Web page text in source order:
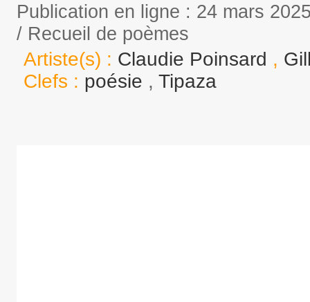
Publication en ligne : 24 mars
/ Recueil de poèmes
Artiste(s) : Claudie Poinsard ,
Clefs : poésie , Tipaza